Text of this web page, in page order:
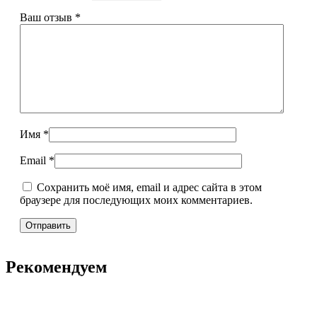
Ваш отзыв *
Имя *
Email *
Сохранить моё имя, email и адрес сайта в этом
браузере для последующих моих комментариев.
Рекомендуем